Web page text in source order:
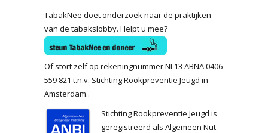
TabakNee doet onderzoek naar de praktijken
van de tabakslobby. Helpt u mee?
Of stort zelf op rekeningnummer NL13 ABNA 0406
559 821 t.n.v. Stichting Rookpreventie Jeugd in
Amsterdam..
Stichting Rookpreventie Jeugd is
geregistreerd als Algemeen Nut